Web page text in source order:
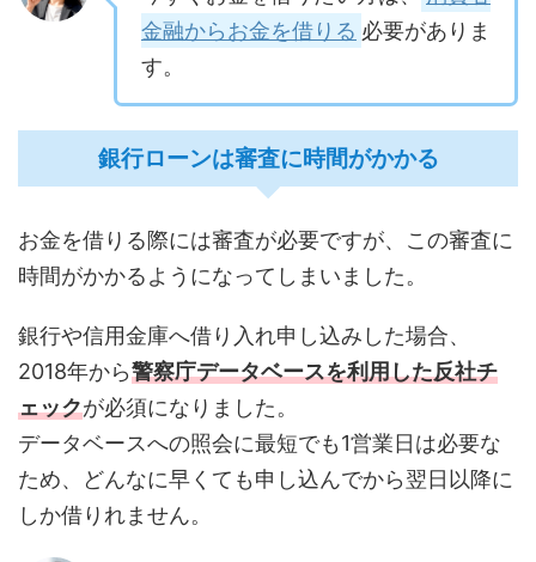
金融からお金を借りる 必要がありま
す。
銀行ローンは審査に時間がかかる
お金を借りる際には審査が必要ですが、この審査に
時間がかかるようになってしまいました。
銀行や信用金庫へ借り入れ申し込みした場合、
2018年から警察庁データベースを利用した反社チ
ェックが必須になりました。
データベースへの照会に最短でも1営業日は必要な
ため、どんなに早くても申し込んでから翌日以降に
しか借りれません。